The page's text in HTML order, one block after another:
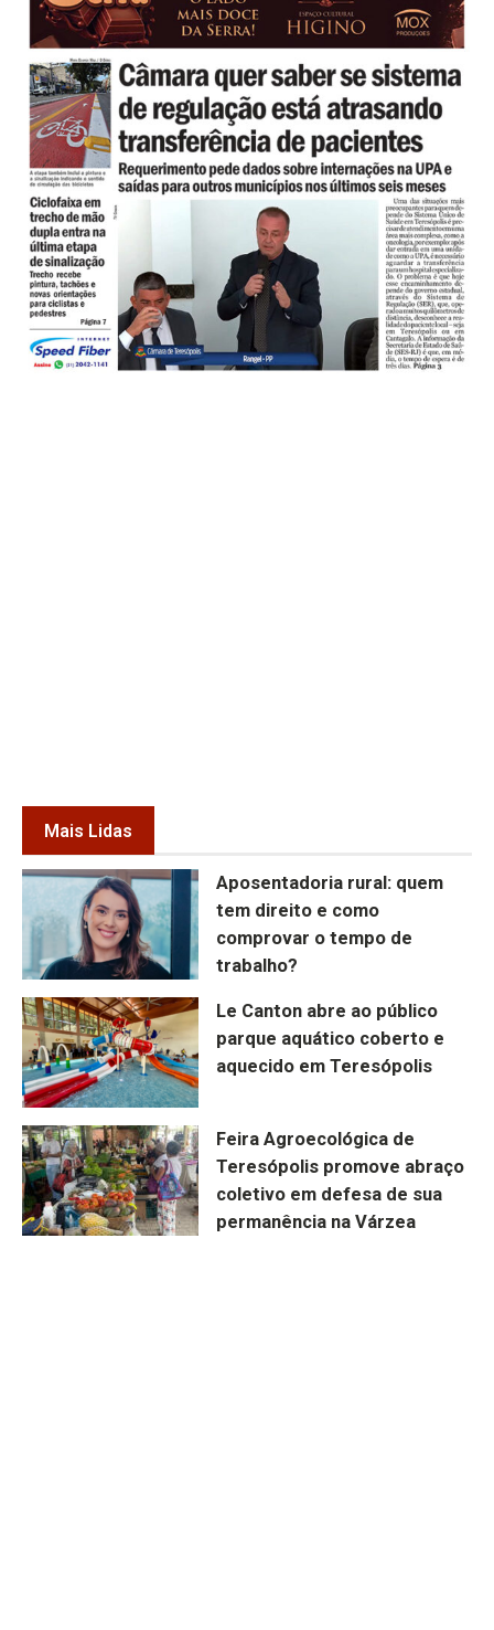
Mais Lidas
Aposentadoria rural: quem
tem direito e como
comprovar o tempo de
trabalho?
Le Canton abre ao público
parque aquático coberto e
aquecido em Teresópolis
Feira Agroecológica de
Teresópolis promove abraço
coletivo em defesa de sua
permanência na Várzea